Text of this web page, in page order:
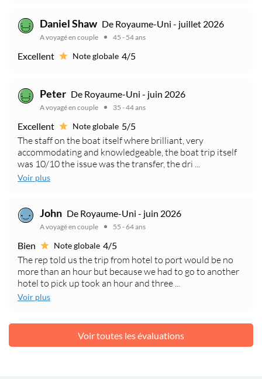
Daniel Shaw De Royaume-Uni - juillet 2026
A voyagé en couple 45 - 54 ans
Excellent Note globale 4/5
Peter De Royaume-Uni - juin 2026
A voyagé en couple 35 - 44 ans
Excellent Note globale 5/5
The staff on the boat itself where brilliant, very
accommodating and knowledgeable, the boat trip itself
was 10/10 the issue was the transfer, the dri ...
Voir plus
John De Royaume-Uni - juin 2026
A voyagé en couple 55 - 64 ans
Bien Note globale 4/5
The rep told us the trip from hotel to port would be no
more than an hour but because we had to go to another
hotel to pick up took an hour and three ...
Voir plus
Voir toutes les évaluations